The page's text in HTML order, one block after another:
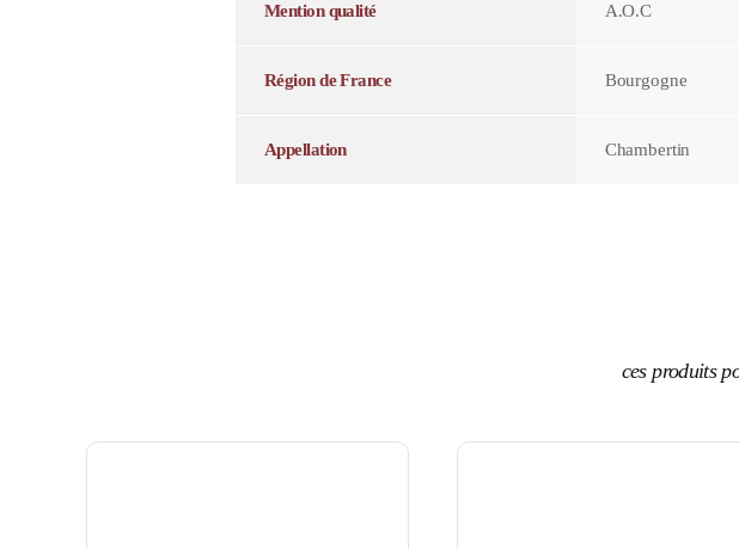
Mention qualité A.O.C
Région de France Bourgogne
Appellation Chambertin
ces produits